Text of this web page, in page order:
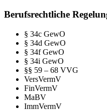
Berufsrechtliche
§ 34c GewO
§ 34d GewO
§ 34f GewO
§ 34i GewO
§§ 59 – 68 VVG
VersVermV
FinVermV
MaBV
ImmVermV